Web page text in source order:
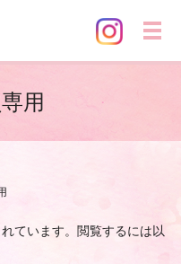
メ
用
ています。閲覧するには以